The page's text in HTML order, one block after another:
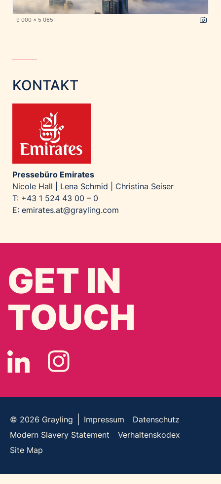
9 000 x 5 065
KONTAKT
Pressebüro Emirates
Nicole Hall | Lena Schmid | Christina Seiser
T: +43 1 524 43 00 – 0
E: emirates.at@grayling.com
GET IN
TOUCH
© 2026 Grayling Impressum
Datenschutz
Modern Slavery Statement
Verhaltenskodex
Site Map